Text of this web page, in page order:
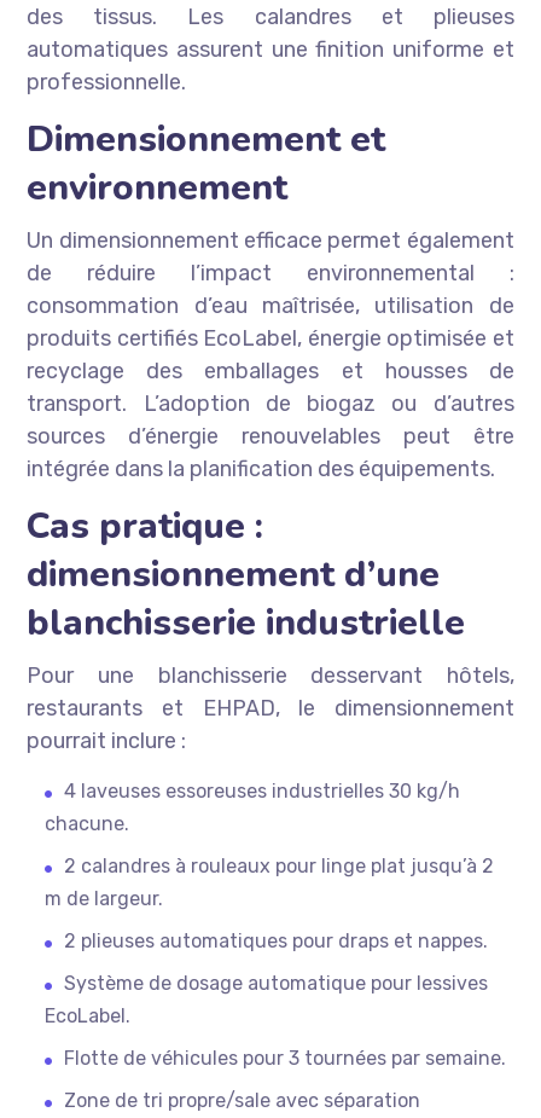
des tissus. Les calandres et plieuses
automatiques assurent une finition uniforme et
professionnelle.
Dimensionnement et
environnement
Un dimensionnement efficace permet également
de réduire l’impact environnemental :
consommation d’eau maîtrisée, utilisation de
produits certifiés EcoLabel, énergie optimisée et
recyclage des emballages et housses de
transport. L’adoption de biogaz ou d’autres
sources d’énergie renouvelables peut être
intégrée dans la planification des équipements.
Cas pratique :
dimensionnement d’une
blanchisserie industrielle
Pour une blanchisserie desservant hôtels,
restaurants et EHPAD, le dimensionnement
pourrait inclure :
4 laveuses essoreuses industrielles 30 kg/h
chacune.
2 calandres à rouleaux pour linge plat jusqu’à 2
m de largeur.
2 plieuses automatiques pour draps et nappes.
Système de dosage automatique pour lessives
EcoLabel.
Flotte de véhicules pour 3 tournées par semaine.
Zone de tri propre/sale avec séparation